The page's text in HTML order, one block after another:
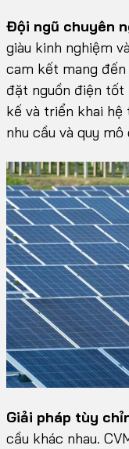
Đội ngũ chuyên
giàu kinh nghiệm
cam kết mang
đặt nguồn điện tốt
kế và triển khai hệ
nhu cầu và quy
Giải pháp tùy
cầu khác nhau.